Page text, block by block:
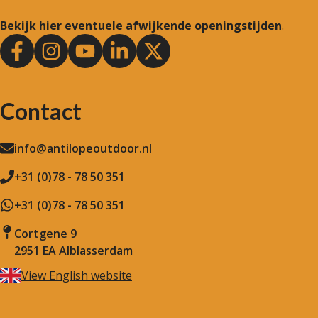
Bekijk hier eventuele afwijkende openingstijden.
Contact
info@antilopeoutdoor.nl
+31 (0)78 - 78 50 351
+31 (0)78 - 78 50 351
Cortgene 9
2951 EA Alblasserdam
View English website